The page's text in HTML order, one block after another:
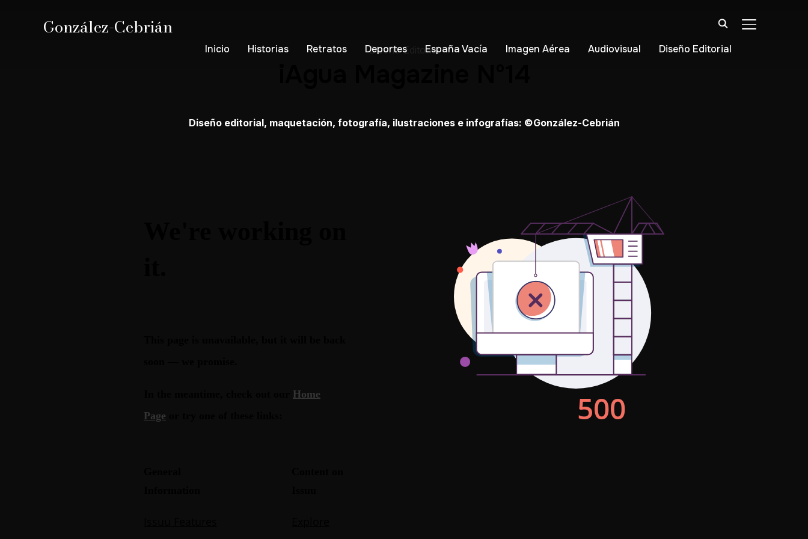
González-Cebrián ALTERNAR
Inicio Historias Retratos Deportes España Vacía Imagen Aérea Audiovisual Diseño Editorial
Diseño Editorial
Diseño editorial, maquetación, fotografía, ilustraciones e infografías: ©González-Cebrián